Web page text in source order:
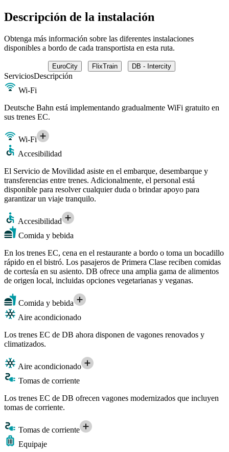
Descripción de la instalación
Obtenga más información sobre las diferentes instalaciones
disponibles a bordo de cada transportista en esta ruta.
EuroCity FlixTrain DB - Intercity
ServiciosDescripción
Wi-Fi
Deutsche Bahn está implementando gradualmente WiFi gratuito en
sus trenes EC.
Wi-Fi
Accesibilidad
El Servicio de Movilidad asiste en el embarque, desembarque y
transferencias entre trenes. Adicionalmente, el personal está
disponible para resolver cualquier duda o brindar apoyo para
garantizar un viaje tranquilo.
Accesibilidad
Comida y bebida
En los trenes EC, cena en el restaurante a bordo o toma un bocadillo
rápido en el bistró. Los pasajeros de Primera Clase reciben comidas
de cortesía en su asiento. DB ofrece una amplia gama de alimentos
de origen local, incluidas opciones vegetarianas y veganas.
Comida y bebida
Aire acondicionado
Los trenes EC de DB ahora disponen de vagones renovados y
climatizados.
Aire acondicionado
Tomas de corriente
Los trenes EC de DB ofrecen vagones modernizados que incluyen
tomas de corriente.
Tomas de corriente
Equipaje